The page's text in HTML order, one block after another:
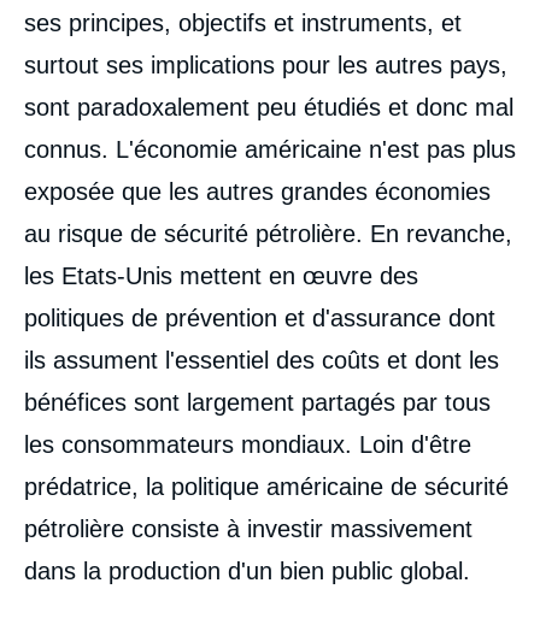
ses principes, objectifs et instruments, et
surtout ses implications pour les autres pays,
sont paradoxalement peu étudiés et donc mal
connus. L'économie américaine n'est pas plus
exposée que les autres grandes économies
au risque de sécurité pétrolière. En revanche,
les Etats-Unis mettent en œuvre des
politiques de prévention et d'assurance dont
ils assument l'essentiel des coûts et dont les
bénéfices sont largement partagés par tous
les consommateurs mondiaux. Loin d'être
prédatrice, la politique américaine de sécurité
pétrolière consiste à investir massivement
dans la production d'un bien public global.